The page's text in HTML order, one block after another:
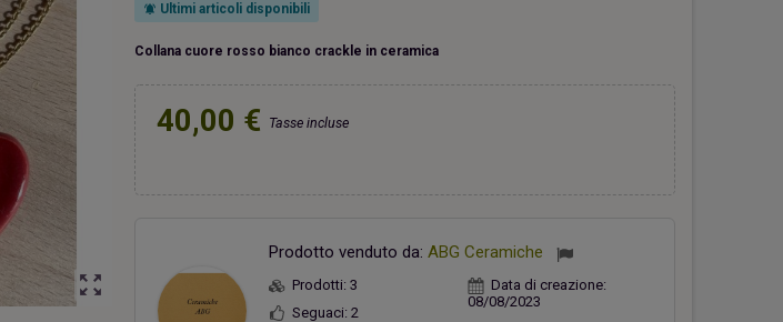
Due cuori una capanna
20,00 € 26,00 €
zoom_out_map
notifications_active Ultimi articoli disponibili
Collana cuore rosso bianco crackle in ceramica
40,00 € Tasse incluse
Prodotto venduto da: ABG Ceramiche
Prodotti: 3
Seguaci: 2
Data di creazione:
08/08/2023